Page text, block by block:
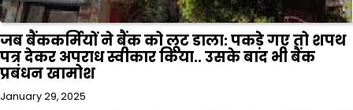
जब बैंककर्मियों ने बैंक को लूट डाला: पकड़े गए तो शपथ
पत्र देकर अपराध स्वीकार किया.. उसके बाद भी बैंक
प्रबंधन खामोश
January 29, 2025